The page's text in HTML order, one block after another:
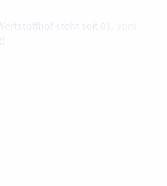
steht seit 01. Juni